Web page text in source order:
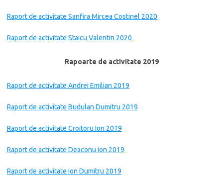
Raport de activitate Sanfira Mircea Costinel 2020
Raport de activitate Staicu Valentin 2020
Rapoarte de activitate 2019
Raport de activitate Andrei Emilian 2019
Raport de activitate Budulan Dumitru 2019
Raport de activitate Croitoru Ion 2019
Raport de activitate Deaconu Ion 2019
Raport de activitate Ion Dumitru 2019